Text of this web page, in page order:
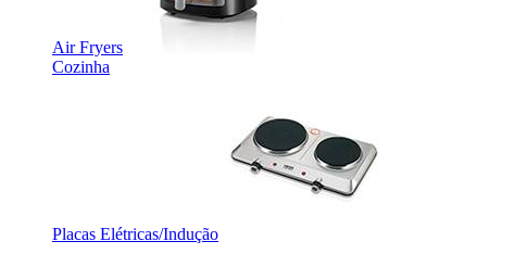
Air Fryers
Cozinha
Placas Elétricas/Indução